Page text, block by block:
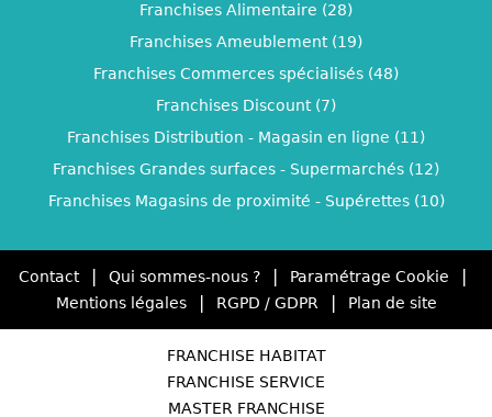
Franchises Alimentaire (28)
Franchises Ameublement (19)
Franchises Commerces spécialisés (48)
Franchises Discount (7)
Franchises Distribution - Magasin en ligne (11)
Franchises Grandes surfaces - Supermarchés (12)
Franchises Magasins de proximité - Supérettes (10)
Contact Qui sommes-nous ? Paramétrage Cookie
Mentions légales RGPD / GDPR Plan de site
FRANCHISE HABITAT
FRANCHISE SERVICE
MASTER FRANCHISE